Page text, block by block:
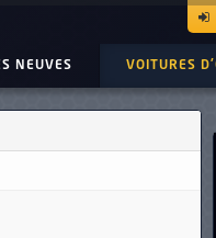
NEUVES VOITURES